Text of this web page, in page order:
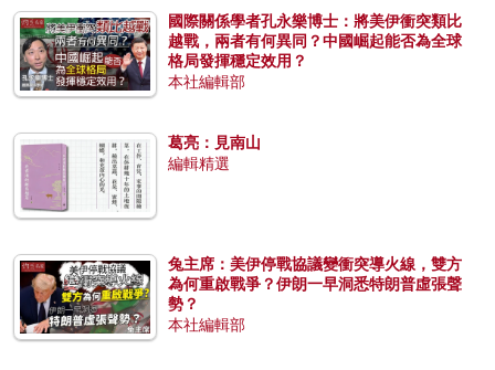
國際關係學者孔永樂博士：將美伊衝突類比
越戰，兩者有何異同？中國崛起能否為全球
格局發揮穩定效用？
本社編輯部
葛亮：見南山
編輯精選
兔主席：美伊停戰協議變衝突導火線，雙方
為何重啟戰爭？伊朗一早洞悉特朗普虛張聲
勢？
本社編輯部